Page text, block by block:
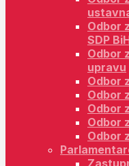
Odbor
SDP
Odbor
upravu
Odbor
Odbor
Odbor
Odbor
Odbor